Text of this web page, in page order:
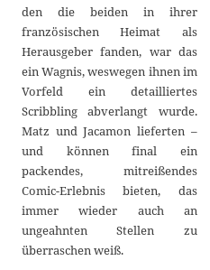
den die beiden in ihrer
französischen Heimat als
Herausgeber fanden, war das
ein Wagnis, weswegen ihnen im
Vorfeld ein detailliertes
Scribbling abverlangt wurde.
Matz und Jacamon lieferten –
und können final ein
packendes, mitreißendes
Comic-Erlebnis bieten, das
immer wieder auch an
ungeahnten Stellen zu
überraschen weiß.